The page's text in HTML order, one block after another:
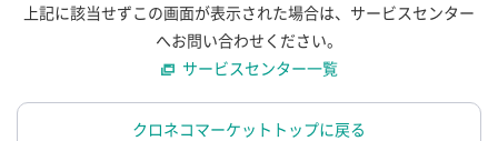
上記に該当せずこの画面が表示された場合は、サービスセンター
へお問い合わせください。
サービスセンター一覧
クロネコマーケットトップに戻る